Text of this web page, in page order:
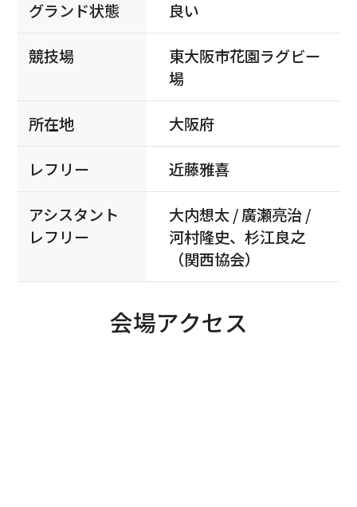
グランド状態 良い
競技場
東大阪市花園ラグビー
場
所在地 大阪府
レフリー 近藤雅喜
アシスタント
レフリー
大内想太 / 廣瀬亮治 /
河村隆史、杉江良之
（関西協会）
会場アクセス